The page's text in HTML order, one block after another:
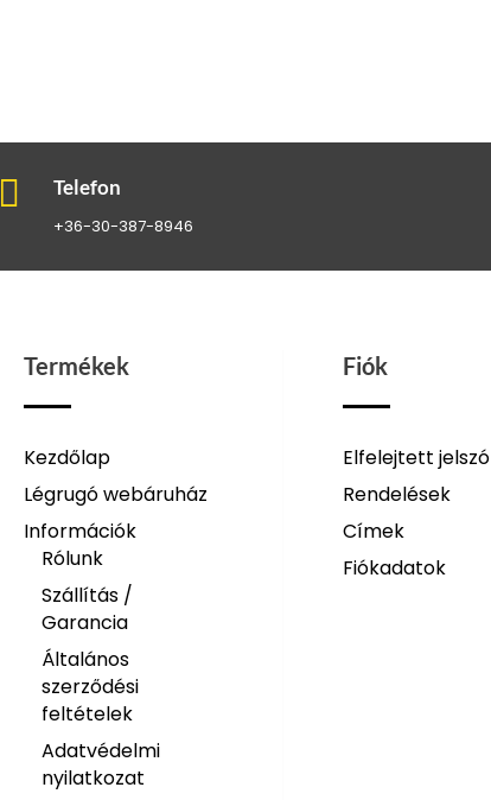
 Telefon
+36-30-387-8946
Termékek
Kezdőlap
Légrugó webáruház
Információk
Rólunk
Szállítás /
Garancia
Általános
szerződési
feltételek
Adatvédelmi
nyilatkozat
Fiók
Elfelejtett jelszó
Rendelések
Címek
Fiókadatok